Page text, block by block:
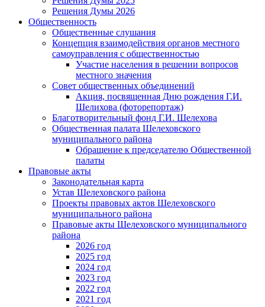
Решения Думы 2026
Общественность
Общественные слушания
Концепция взаимодействия органов местного
самоуправления с общественностью
Участие населения в решении вопросов
местного значения
Совет общественных объединений
Акция, посвященная Дню рождения Г.И.
Шелихова (фоторепортаж)
Благотворительный фонд Г.И. Шелехова
Общественная палата Шелеховского
муниципального района
Обращение к председателю Общественной
палаты
Правовые акты
Законодательная карта
Устав Шелеховского района
Проекты правовых актов Шелеховского
муниципального района
Правовые акты Шелеховского муниципального
района
2026 год
2025 год
2024 год
2023 год
2022 год
2021 год